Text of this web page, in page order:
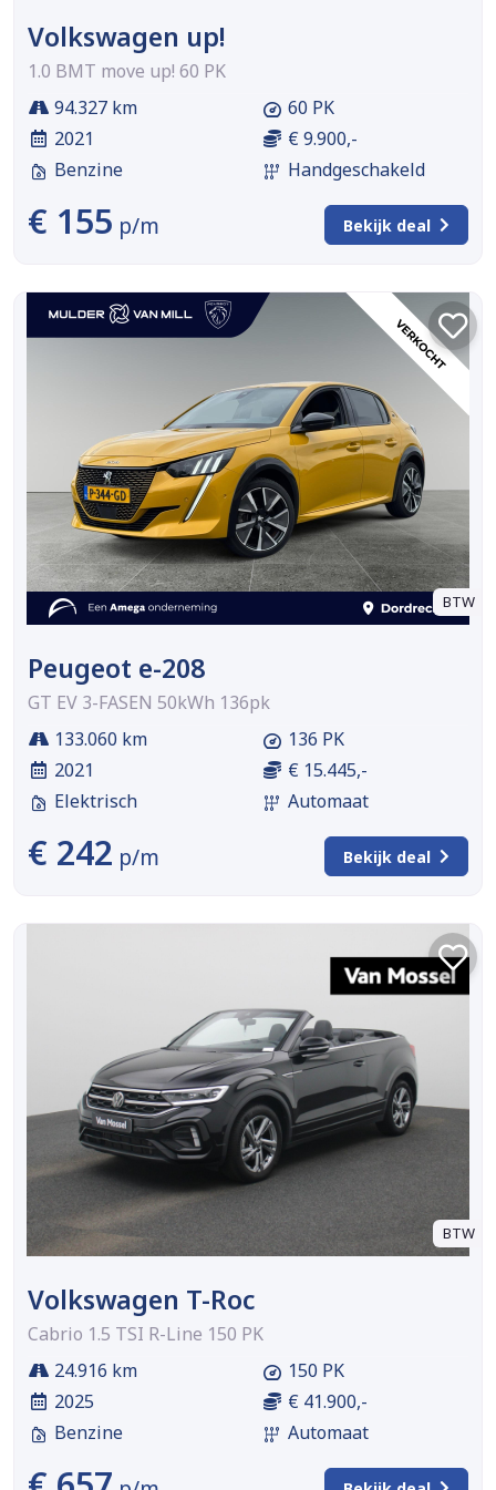
Volkswagen up!
1.0 BMT move up! 60 PK
94.327 km
2021
Benzine
60 PK
€ 9.900,-
Handgeschakeld
€ 155 p/m Bekijk deal
BTW
Peugeot e-208
GT EV 3-FASEN 50kWh 136pk
133.060 km
2021
Elektrisch
136 PK
€ 15.445,-
Automaat
€ 242 p/m Bekijk deal
BTW
Volkswagen T-Roc
Cabrio 1.5 TSI R-Line 150 PK
24.916 km
2025
Benzine
150 PK
€ 41.900,-
Automaat